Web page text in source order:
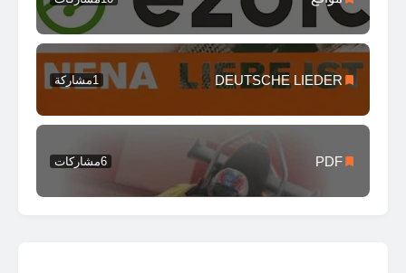
DEUTSCHE LIEDER
1مشاركة
PDF
6مشاركات